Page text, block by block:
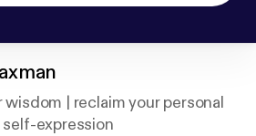
| reclaim your personal
expression